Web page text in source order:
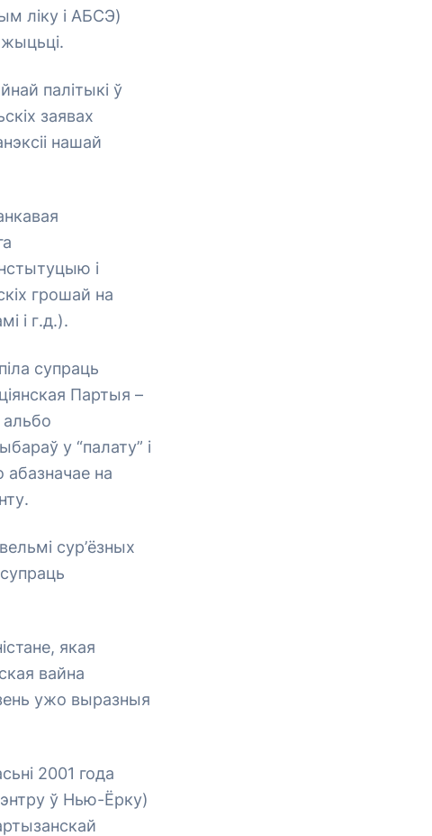
ліку і АБСЭ)
палітыкі ў
заявах
нашай
і
грошай на
і г.д.).
супраць
Партыя –
у “палату” і
абазначае на
сур’ёзных
якая
вайна
ужо выразныя
2001 года
ў Нью-Ёрку)